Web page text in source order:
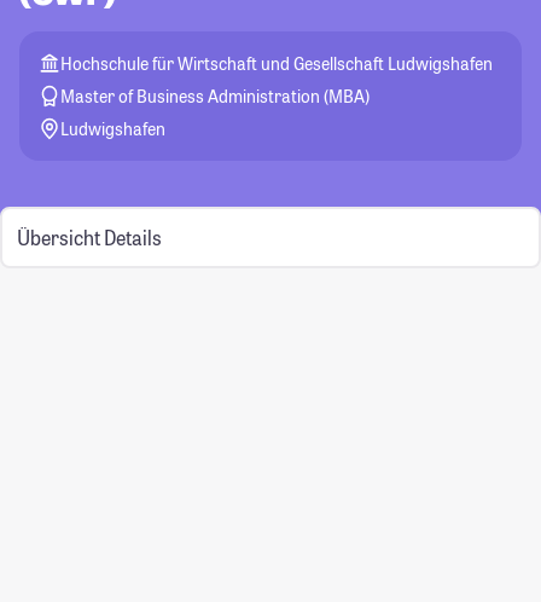
Hochschule für Wirtschaft und Gesellschaft Ludwigshafen
Master of Business Administration (MBA)
Ludwigshafen
Übersicht Details